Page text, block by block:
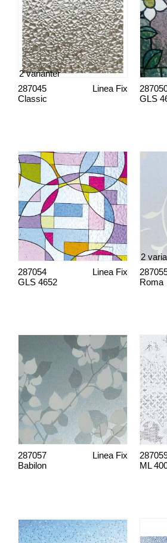
Classic
Linea Fix
287045
2 varianter
GLS
GLS 4652
Linea Fix
287054
Roma
2
Babilon
Linea Fix
287057
ML